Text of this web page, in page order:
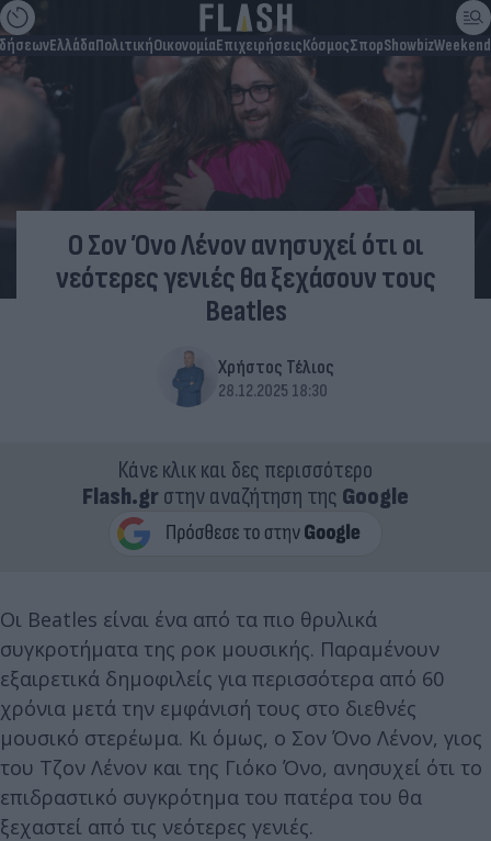
ΕλλάδαΠολιτικήΟικονομίαΕπιχειρήσειςΚόσμοςΣπορShowbizWeekend
Ο Σον Όνο Λένον ανησυχεί ότι οι
νεότερες γενιές θα ξεχάσουν τους
Beatles
Χρήστος Τέλιος
28.12.2025 18:30
Κάνε κλικ και δες περισσότερο
Flash.grστην αναζήτηση της Google
Οι Beatles είναι ένα από τα πιο θρυλικά
συγκροτήματα της ροκ μουσικής. Παραμένουν
εξαιρετικά δημοφιλείς για περισσότερα από 60
χρόνια μετά την εμφάνισή τους στο διεθνές
μουσικό στερέωμα. Κι όμως, ο Σον Όνο Λένον, γιος
του Τζον Λένον και της Γιόκο Όνο, ανησυχεί ότι το
επιδραστικό συγκρότημα του πατέρα του θα
ξεχαστεί από τις νεότερες γενιές.